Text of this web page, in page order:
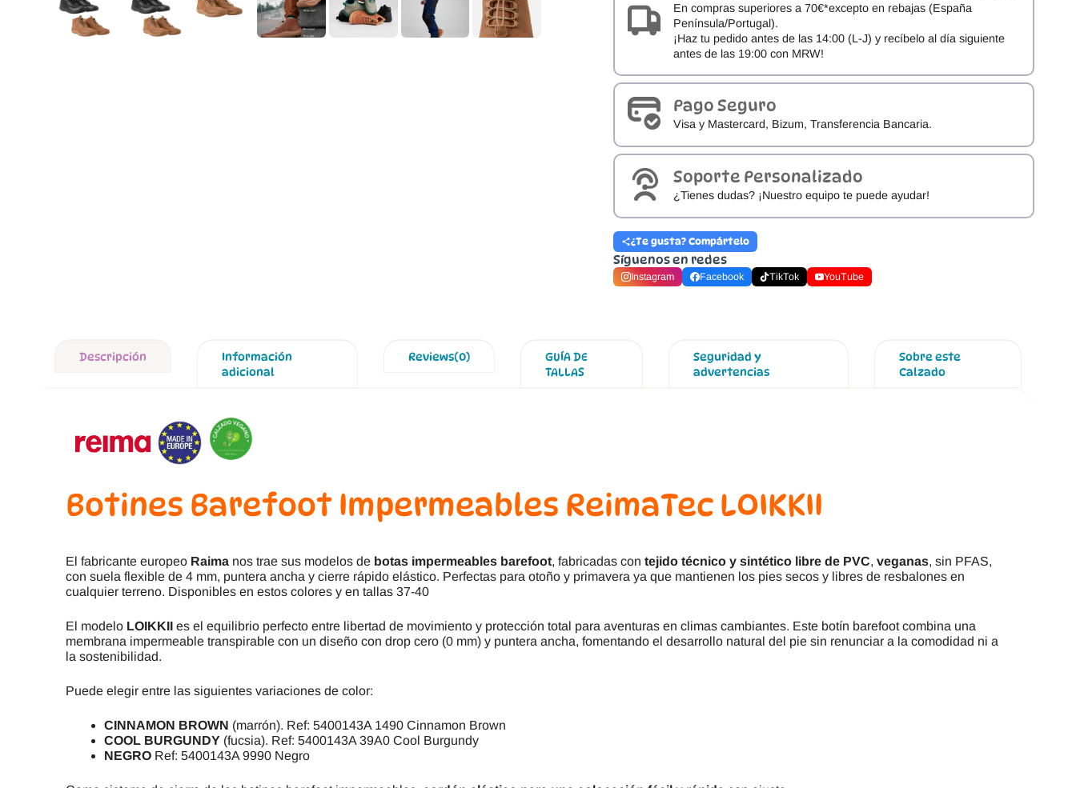
En compras superiores a 70€*excepto en rebajas (España
Península/Portugal).
¡Haz tu pedido antes de las 14:00 (L-J) y recíbelo al día siguiente
antes de las 19:00 con MRW!
Pago Seguro
Visa y Mastercard, Bizum, Transferencia Bancaria.
Soporte Personalizado
¿Tienes dudas? ¡Nuestro equipo te puede ayudar!
¿Te gusta? Compártelo
Síguenos en redes
Instagram Facebook TikTok YouTube
Descripción
Información
adicional
Reviews(0)
GUÍA DE
TALLAS
Seguridad y
advertencias
Sobre este
Calzado
Botines Barefoot Impermeables ReimaTec LOIKKII
El fabricante europeo Raima nos trae sus modelos de botas impermeables barefoot, fabricadas con tejido técnico y sintético libre de PVC, veganas, sin PFAS,
con suela flexible de 4 mm, puntera ancha y cierre rápido elástico. Perfectas para otoño y primavera ya que mantienen los pies secos y libres de resbalones en
cualquier terreno. Disponibles en estos colores y en tallas 37-40
El modelo LOIKKII es el equilibrio perfecto entre libertad de movimiento y protección total para aventuras en climas cambiantes. Este botín barefoot combina una
membrana impermeable transpirable con un diseño con drop cero (0 mm) y puntera ancha, fomentando el desarrollo natural del pie sin renunciar a la comodidad ni a
la sostenibilidad.
Puede elegir entre las siguientes variaciones de color:
CINNAMON BROWN (marrón). Ref: 5400143A 1490 Cinnamon Brown
COOL BURGUNDY (fucsia). Ref: 5400143A 39A0 Cool Burgundy
NEGRO Ref: 5400143A 9990 Negro